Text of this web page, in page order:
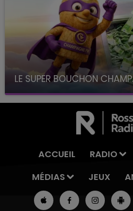
LE SUPER BOUCHON
avec La Famille Champagne
ACCUEIL RADIO
MÉDIAS
JEUX